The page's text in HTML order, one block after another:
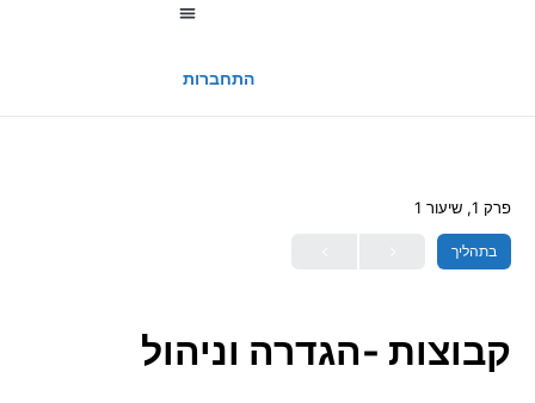
התחברות
פרק 1, שיעור 1
בתהליך
קבוצות -הגדרה וניהול